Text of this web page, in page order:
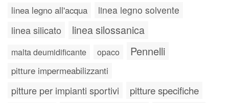
linea legno all'acqua linea legno solvente
linea silicato linea silossanica
malta deumidificante opaco Pennelli
pitture impermeabilizzanti
pitture per impianti sportivi pitture specifiche